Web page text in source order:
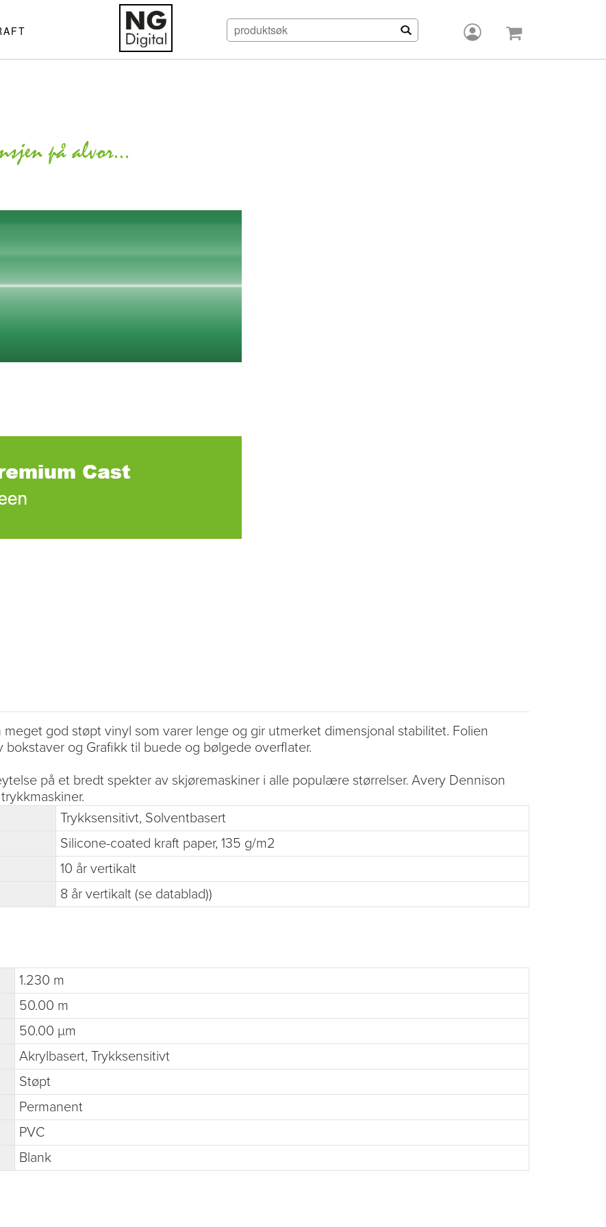
god støpt vinyl som varer lenge og gir utmerket dimensjonal stabilitet. Folien
og Grafikk til buede og bølgede overflater.
på et bredt spekter av skjøremaskiner i alle populære størrelser. Avery Dennison
Trykksensitivt, Solventbasert
Silicone-coated kraft paper, 135 g/m2
10 år vertikalt
8 år vertikalt (se datablad))
1.230 m
50.00 m
50.00 µm
Akrylbasert, Trykksensitivt
Støpt
Permanent
PVC
Blank